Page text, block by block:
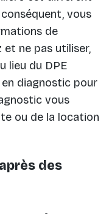
vous
de
ne pas utiliser,
lieu du DPE
diagnostic pour
vous
ou de la location
des
matière de consentement